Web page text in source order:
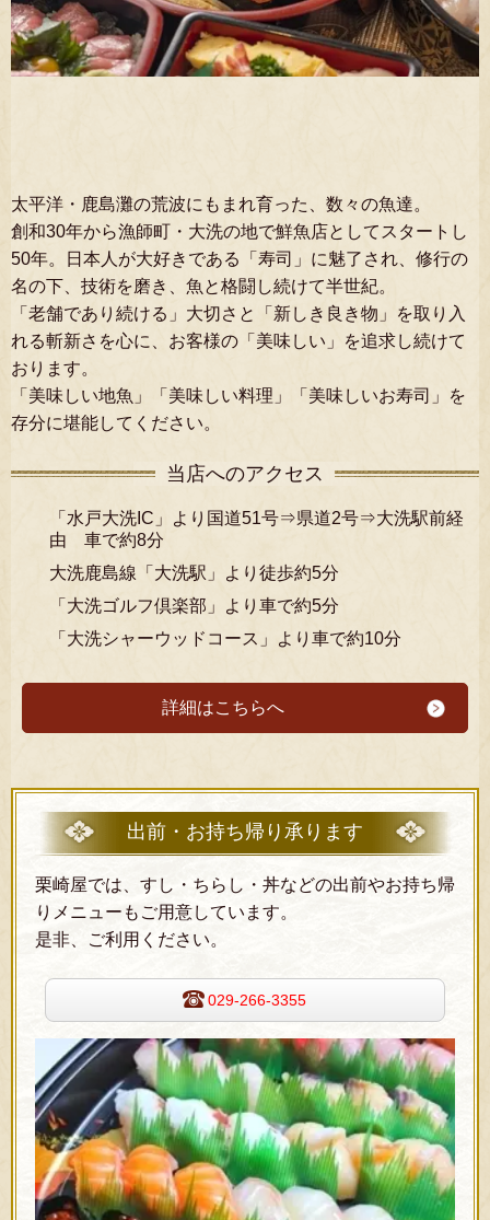
太平洋・鹿島灘の荒波にもまれ育った、数々の魚達。
創和30年から漁師町・大洗の地で鮮魚店としてスタートし
50年。日本人が大好きである「寿司」に魅了され、修行の
名の下、技術を磨き、魚と格闘し続けて半世紀。
「老舗であり続ける」大切さと「新しき良き物」を取り入
れる斬新さを心に、お客様の「美味しい」を追求し続けて
おります。
「美味しい地魚」「美味しい料理」「美味しいお寿司」を
存分に堪能してください。
当店へのアクセス
「水戸大洗IC」より国道51号⇒県道2号⇒大洗駅前経
由 車で約8分
大洗鹿島線「大洗駅」より徒歩約5分
「大洗ゴルフ倶楽部」より車で約5分
「大洗シャーウッドコース」より車で約10分
詳細はこちらへ
出前・お持ち帰り承ります
栗崎屋では、すし・ちらし・丼などの出前やお持ち帰
りメニューもご用意しています。
是非、ご利用ください。
029-266-3355